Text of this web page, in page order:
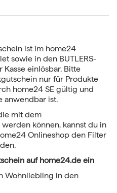
ist im home24
sowie in den BUTLERS-
einlösbar. Bitte
nur für Produkte
home24 SE gültig und
anwendbar ist.
mit dem
können, kannst du in
Onlineshop den Filter
auf home24.de ein
Wohnliebling in den